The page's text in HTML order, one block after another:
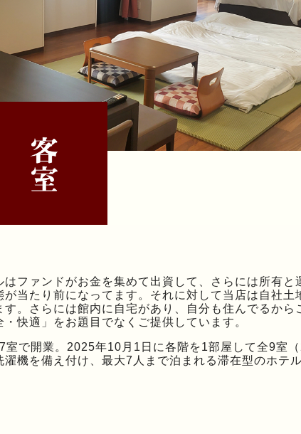
はファンドがお金を集めて出資して、さらには所有
が当たり前になってます。それに対して当店は自社
す。さらには館内に自宅があり、自分も住んでるか
快適」をお題目でなくご提供しています。
室で開業。2025年10月1日に各階を1部屋して全9室
濯機を備え付け、最大7人まで泊まれる滞在型のホテ